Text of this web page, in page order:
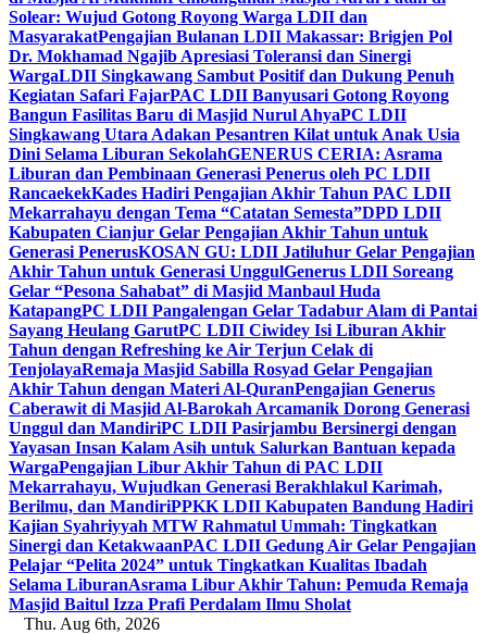
Solear: Wujud Gotong Royong Warga LDII dan
MasyarakatPengajian Bulanan LDII Makassar: Brigjen Pol
Dr. Mokhamad Ngajib Apresiasi Toleransi dan Sinergi
WargaLDII Singkawang Sambut Positif dan Dukung Penuh
Kegiatan Safari FajarPAC LDII Banyusari Gotong Royong
Bangun Fasilitas Baru di Masjid Nurul AhyaPC LDII
Singkawang Utara Adakan Pesantren Kilat untuk Anak Usia
Dini Selama Liburan SekolahGENERUS CERIA: Asrama
Liburan dan Pembinaan Generasi Penerus oleh PC LDII
RancaekekKades Hadiri Pengajian Akhir Tahun PAC LDII
Mekarrahayu dengan Tema “Catatan Semesta”DPD LDII
Kabupaten Cianjur Gelar Pengajian Akhir Tahun untuk
Generasi PenerusKOSAN GU: LDII Jatiluhur Gelar Pengajian
Akhir Tahun untuk Generasi UnggulGenerus LDII Soreang
Gelar “Pesona Sahabat” di Masjid Manbaul Huda
KatapangPC LDII Pangalengan Gelar Tadabur Alam di Pantai
Sayang Heulang GarutPC LDII Ciwidey Isi Liburan Akhir
Tahun dengan Refreshing ke Air Terjun Celak di
TenjolayaRemaja Masjid Sabilla Rosyad Gelar Pengajian
Akhir Tahun dengan Materi Al-QuranPengajian Generus
Caberawit di Masjid Al-Barokah Arcamanik Dorong Generasi
Unggul dan MandiriPC LDII Pasirjambu Bersinergi dengan
Yayasan Insan Kalam Asih untuk Salurkan Bantuan kepada
WargaPengajian Libur Akhir Tahun di PAC LDII
Mekarrahayu, Wujudkan Generasi Berakhlakul Karimah,
Berilmu, dan MandiriPPKK LDII Kabupaten Bandung Hadiri
Kajian Syahriyyah MTW Rahmatul Ummah: Tingkatkan
Sinergi dan KetakwaanPAC LDII Gedung Air Gelar Pengajian
Pelajar “Pelita 2024” untuk Tingkatkan Kualitas Ibadah
Selama LiburanAsrama Libur Akhir Tahun: Pemuda Remaja
Masjid Baitul Izza Prafi Perdalam Ilmu Sholat
Thu. Aug 6th, 2026